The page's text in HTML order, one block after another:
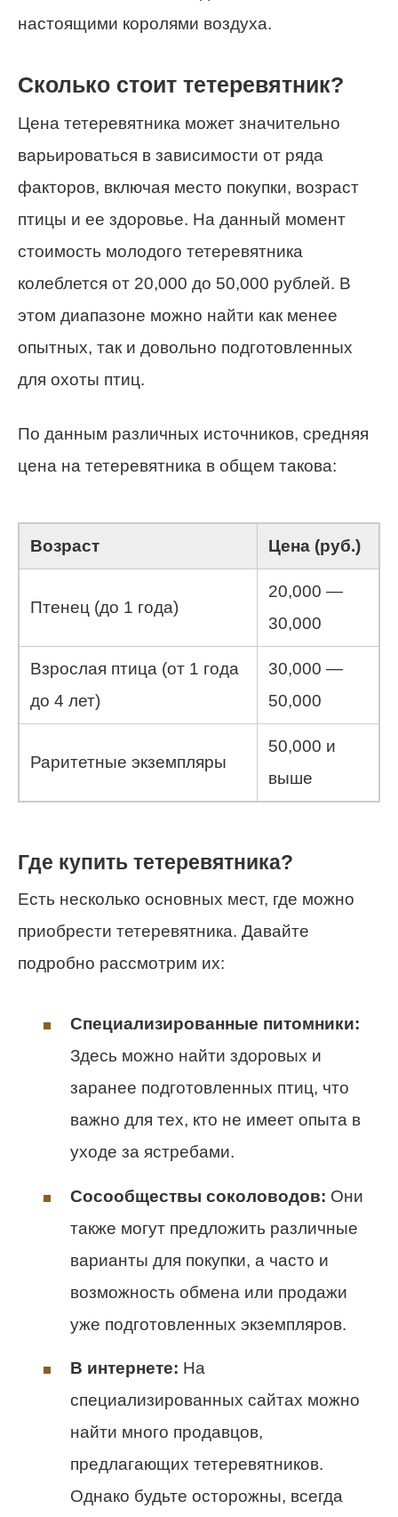
настоящими королями воздуха.
Сколько стоит тетеревятник?
Цена тетеревятника может значительно
варьироваться в зависимости от ряда
факторов, включая место покупки, возраст
птицы и ее здоровье. На данный момент
стоимость молодого тетеревятника
колеблется от 20,000 до 50,000 рублей. В
этом диапазоне можно найти как менее
опытных, так и довольно подготовленных
для охоты птиц.
По данным различных источников, средняя
цена на тетеревятника в общем такова:
Возраст Цена (руб.)
Птенец (до 1 года)
20,000 —
30,000
Взрослая птица (от 1 года
до 4 лет)
30,000 —
50,000
Раритетные экземпляры
50,000 и
выше
Где купить тетеревятника?
Есть несколько основных мест, где можно
приобрести тетеревятника. Давайте
подробно рассмотрим их:
Специализированные питомники:
Здесь можно найти здоровых и
заранее подготовленных птиц, что
важно для тех, кто не имеет опыта в
уходе за ястребами.
Сосообществы соколоводов: Они
также могут предложить различные
варианты для покупки, а часто и
возможность обмена или продажи
уже подготовленных экземпляров.
В интернете: На
специализированных сайтах можно
найти много продавцов,
предлагающих тетеревятников.
Однако будьте осторожны, всегда